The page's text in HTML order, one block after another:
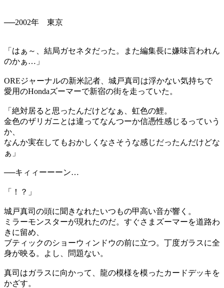
──2002年 東京
「はぁ～、結局ガセネタだった。また編集長に嫌味言われん
のかぁ…」
OREジャーナルの新米記者、城戸真司は浮かない気持ちで
愛用のHondaズーマーで新宿の街を走っていた。
「絶対居ると思ったんだけどなぁ、虹色の鯉。
金色のザリガニとは違ってなんつーか信憑性感じるっていう
か、
なんか実在してもおかしくなさそうな感じだったんだけどな
ぁ」
──キィィーーーン…
「！？」
城戸真司の頭に聞きなれたいつもの甲高い音が響く。
ミラーモンスターが現れたのだ。すぐさまズーマーを道路わ
きに留め、
ブティックのショーウィンドウの前に立つ。丁度ガラスに全
身が映る。よし、問題ない。
真司はガラスに向かって、龍の模様を模ったカードデッキを
かざす。